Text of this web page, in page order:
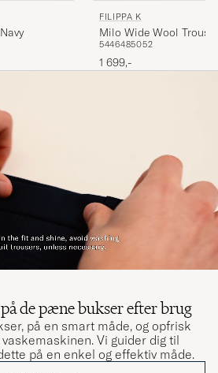
FILIPPA K
Milo Wide Wool
5446485052
1 699,-
de pæne bukser efter brug
på en smart måde, og opfrisk
Vi guider dig til
på en enkel og effektiv måde.